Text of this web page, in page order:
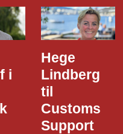
Dette er
den nye
i Narvik
Havn